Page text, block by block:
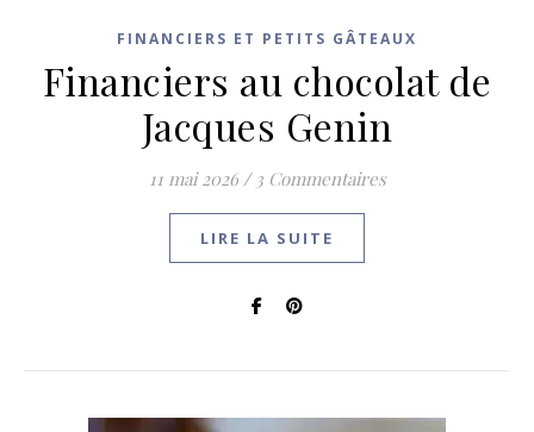
FINANCIERS ET PETITS GÂTEAUX
Financiers au chocolat de
Jacques Genin
11 mai 2026 / 3 Commentaires
LIRE LA SUITE